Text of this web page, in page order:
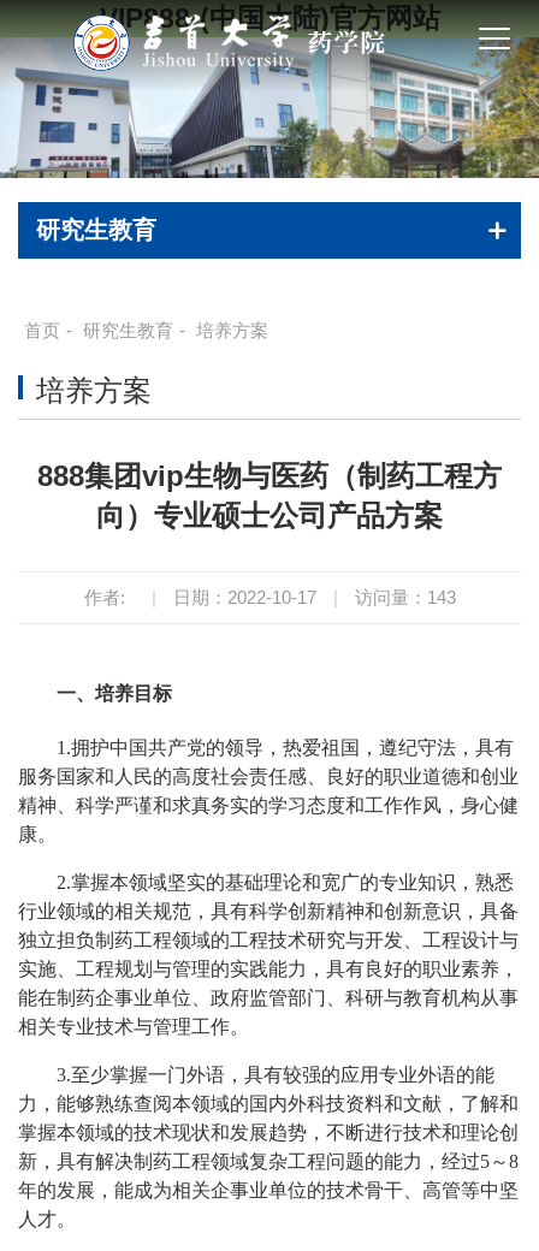
VIP888·(中国大陆)官方网站
研究生教育
首页 - 研究生教育 - 培养方案
培养方案
888集团vip生物与医药（制药工程方
向）专业硕士公司产品方案
作者: | 日期：2022-10-17 | 访问量： 143
一、培养目标
1.拥护中国共产党的领导，热爱祖国，遵纪守法，具有
服务国家和人民的高度社会责任感、良好的职业道德和创业
精神、科学严谨和求真务实的学习态度和工作作风，身心健
康。
2.掌握本领域坚实的基础理论和宽广的专业知识，熟悉
行业领域的相关规范，具有科学创新精神和创新意识，具备
独立担负制药工程领域的工程技术研究与开发、工程设计与
实施、工程规划与管理的实践能力，具有良好的职业素养，
能在制药企事业单位、政府监管部门、科研与教育机构从事
相关专业技术与管理工作。
3.至少掌握一门外语，具有较强的应用专业外语的能
力，能够熟练查阅本领域的国内外科技资料和文献，了解和
掌握本领域的技术现状和发展趋势，不断进行技术和理论创
新，具有解决制药工程领域复杂工程问题的能力，经过5～8
年的发展，能成为相关企事业单位的技术骨干、高管等中坚
人才。